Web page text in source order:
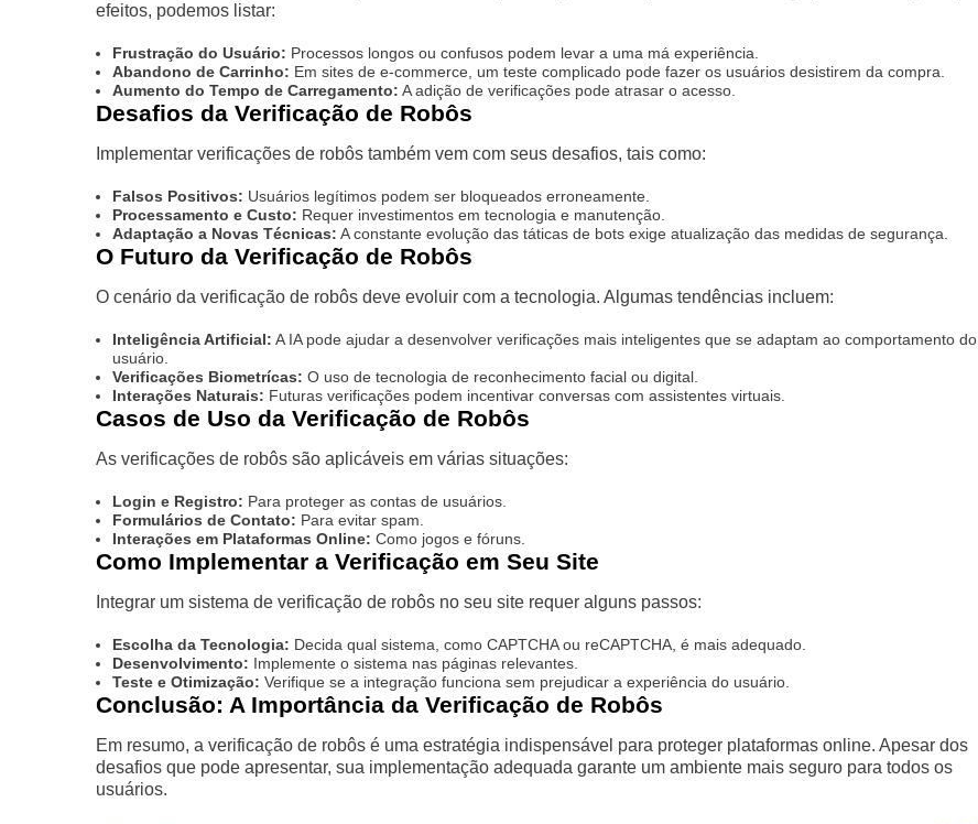
efeitos, podemos listar:
Frustração do Usuário: Processos longos ou confusos podem levar a uma má experiência.
Abandono de Carrinho: Em sites de e-commerce, um teste complicado pode fazer os usuários desistirem da compra.
Aumento do Tempo de Carregamento: A adição de verificações pode atrasar o acesso.
Desafios da Verificação de Robôs
Implementar verificações de robôs também vem com seus desafios, tais como:
Falsos Positivos: Usuários legítimos podem ser bloqueados erroneamente.
Processamento e Custo: Requer investimentos em tecnologia e manutenção.
Adaptação a Novas Técnicas: A constante evolução das táticas de bots exige atualização das medidas de segurança.
O Futuro da Verificação de Robôs
O cenário da verificação de robôs deve evoluir com a tecnologia. Algumas tendências incluem:
Inteligência Artificial: A IA pode ajudar a desenvolver verificações mais inteligentes que se adaptam ao comportamento do
usuário.
Verificações Biometrícas: O uso de tecnologia de reconhecimento facial ou digital.
Interações Naturais: Futuras verificações podem incentivar conversas com assistentes virtuais.
Casos de Uso da Verificação de Robôs
As verificações de robôs são aplicáveis em várias situações:
Login e Registro: Para proteger as contas de usuários.
Formulários de Contato: Para evitar spam.
Interações em Plataformas Online: Como jogos e fóruns.
Como Implementar a Verificação em Seu Site
Integrar um sistema de verificação de robôs no seu site requer alguns passos:
Escolha da Tecnologia: Decida qual sistema, como CAPTCHA ou reCAPTCHA, é mais adequado.
Desenvolvimento: Implemente o sistema nas páginas relevantes.
Teste e Otimização: Verifique se a integração funciona sem prejudicar a experiência do usuário.
Conclusão: A Importância da Verificação de Robôs
Em resumo, a verificação de robôs é uma estratégia indispensável para proteger plataformas online. Apesar dos
desafios que pode apresentar, sua implementação adequada garante um ambiente mais seguro para todos os
usuários.